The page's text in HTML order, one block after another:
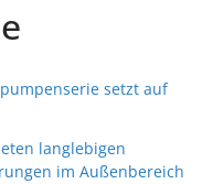
setzt auf
langlebigen
im Außenbereich